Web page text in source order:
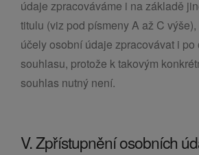
údaje zpracováváme i na základě
titulu (viz pod písmeny A až C
účely osobní údaje zpracovávat i
souhlasu, protože k takovým
souhlas nutný není.
V. Zpřístupnění osobních